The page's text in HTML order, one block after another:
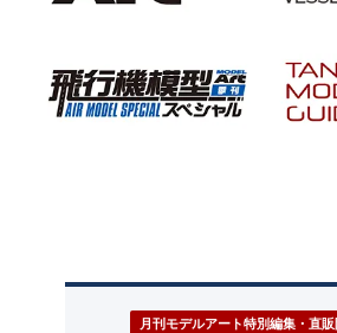
月刊モデルアート特別編集・直